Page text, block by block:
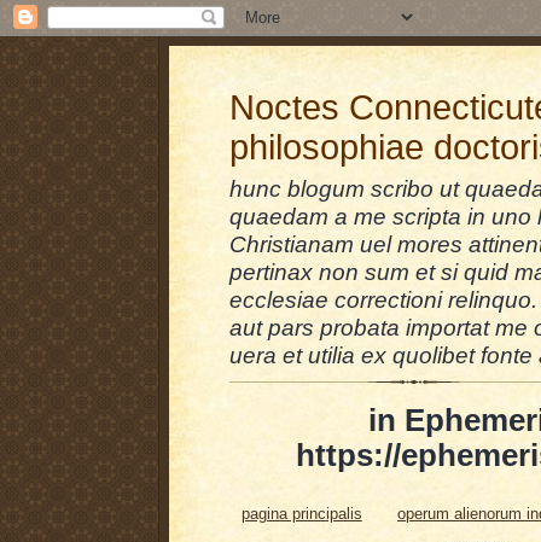
Noctes
philosophiae
hunc blogum scribo ut
quaedam a me scripta in
Christianam uel mores
pertinax non sum et si quid
ecclesiae correctioni
aut pars probata importat me
uera et utilia ex quolibet fonte
in
https://
pagina principalis operum alienorum